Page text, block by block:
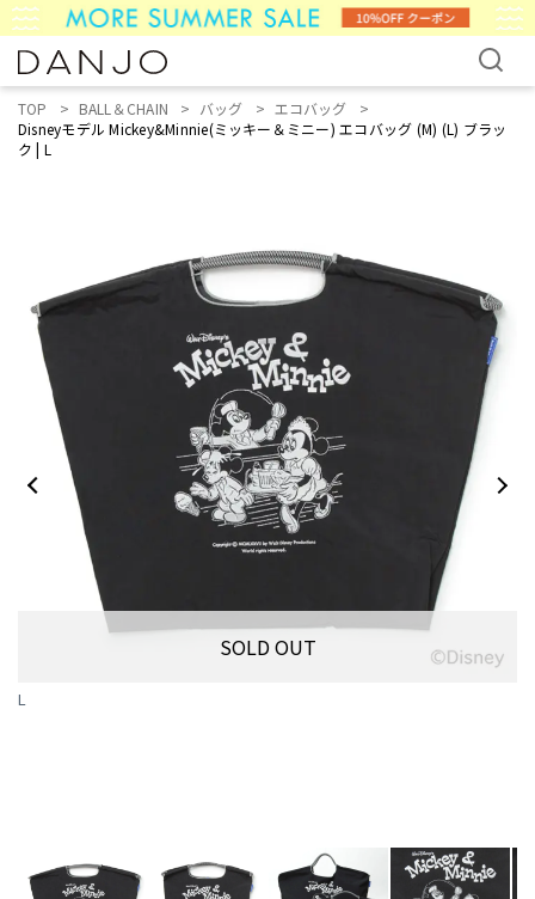
TOP BALL＆CHAIN バッグ
エコバッグ
Disneyモデル Mickey&Minnie(ミッキー＆ミニー) エコバッグ (M) (L) ブラッ
ク | L
SOLD OUT
L